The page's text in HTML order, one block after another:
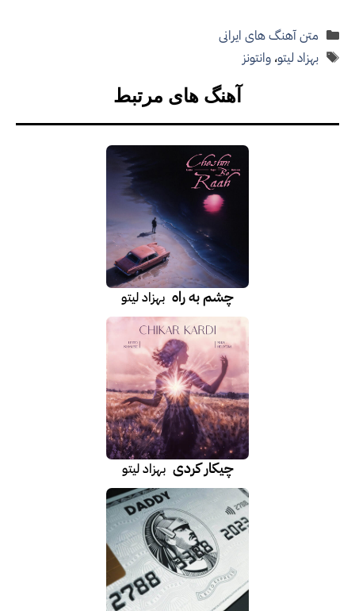
دسته‌ها
متن آهنگ های ایرانی
برچسب‌ها
بهزاد لیتو، وانتونز
آهنگ های مرتبط
چشم به راه بهزاد لیتو
چیکار کردی بهزاد لیتو